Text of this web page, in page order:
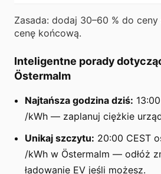
Zasada: dodaj 30–60 % do
cenę końcową.
Inteligentne porady
Östermalm
Najtańsza godzina dziś:
/kWh — zaplanuj ciężkie
Unikaj szczytu: 20:00 CEST
/kWh w Östermalm — odłóż
ładowanie EV jeśli możesz.